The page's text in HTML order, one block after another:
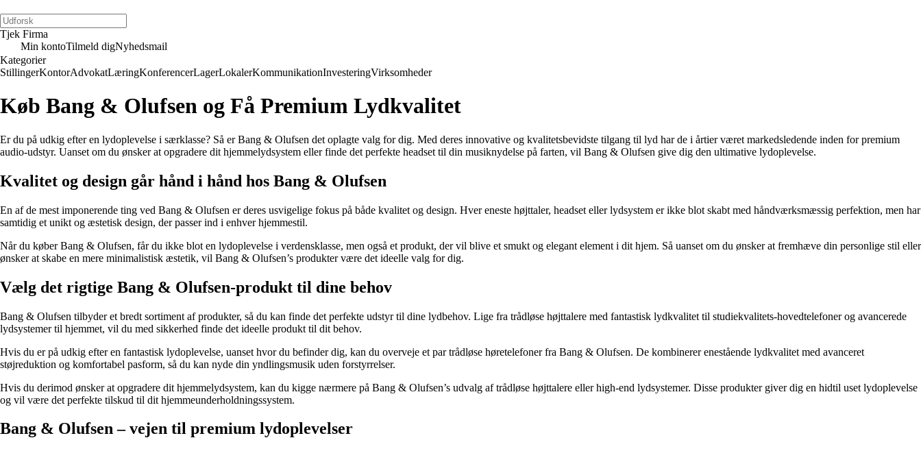
Tjek Firma
Min kontoTilmeld digNyhedsmail
Kategorier
StillingerKontorAdvokatLæringKonferencerLagerLokalerKommunikationInvesteringVirksomheder
Køb Bang & Olufsen og Få Premium Lydkvalitet
Er du på udkig efter en lydoplevelse i særklasse? Så er Bang & Olufsen det oplagte valg for dig. Med deres innovative og kvalitetsbevidste tilgang til lyd har de i årtier været markedsledende inden for premium
audio-udstyr. Uanset om du ønsker at opgradere dit hjemmelydsystem eller finde det perfekte headset til din musiknydelse på farten, vil Bang & Olufsen give dig den ultimative lydoplevelse.
Kvalitet og design går hånd i hånd hos Bang & Olufsen
En af de mest imponerende ting ved Bang & Olufsen er deres usvigelige fokus på både kvalitet og design. Hver eneste højttaler, headset eller lydsystem er ikke blot skabt med håndværksmæssig perfektion, men har
samtidig et unikt og æstetisk design, der passer ind i enhver hjemmestil.
Når du køber Bang & Olufsen, får du ikke blot en lydoplevelse i verdensklasse, men også et produkt, der vil blive et smukt og elegant element i dit hjem. Så uanset om du ønsker at fremhæve din personlige stil eller
ønsker at skabe en mere minimalistisk æstetik, vil Bang & Olufsen’s produkter være det ideelle valg for dig.
Vælg det rigtige Bang & Olufsen-produkt til dine behov
Bang & Olufsen tilbyder et bredt sortiment af produkter, så du kan finde det perfekte udstyr til dine lydbehov. Lige fra trådløse højttalere med fantastisk lydkvalitet til studiekvalitets-hovedtelefoner og avancerede
lydsystemer til hjemmet, vil du med sikkerhed finde det ideelle produkt til dit behov.
Hvis du er på udkig efter en fantastisk lydoplevelse, uanset hvor du befinder dig, kan du overveje et par trådløse høretelefoner fra Bang & Olufsen. De kombinerer enestående lydkvalitet med avanceret
støjreduktion og komfortabel pasform, så du kan nyde din yndlingsmusik uden forstyrrelser.
Hvis du derimod ønsker at opgradere dit hjemmelydsystem, kan du kigge nærmere på Bang & Olufsen’s udvalg af trådløse højttalere eller high-end lydsystemer. Disse produkter giver dig en hidtil uset lydoplevelse
og vil være det perfekte tilskud til dit hjemmeunderholdningssystem.
Bang & Olufsen – vejen til premium lydoplevelser